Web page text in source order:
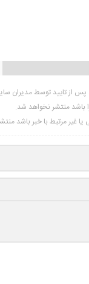
از تایید توسط مدیران
باشد منتشر نخواهد شد.
یا غیر مرتبط با خبر باشد